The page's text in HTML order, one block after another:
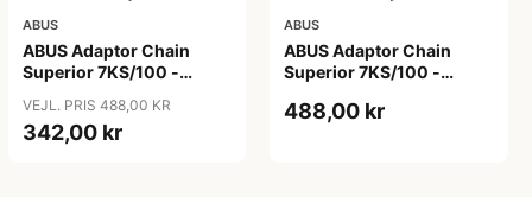
ABUS
ABUS Adaptor Chain
Superior 7KS/100 -
Green
VEJL. PRIS 488,00 KR
342,00 kr
ABUS
ABUS Adaptor Chain
Superior 7KS/100 -
488,00 kr